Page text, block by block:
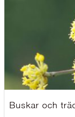
Buskar och